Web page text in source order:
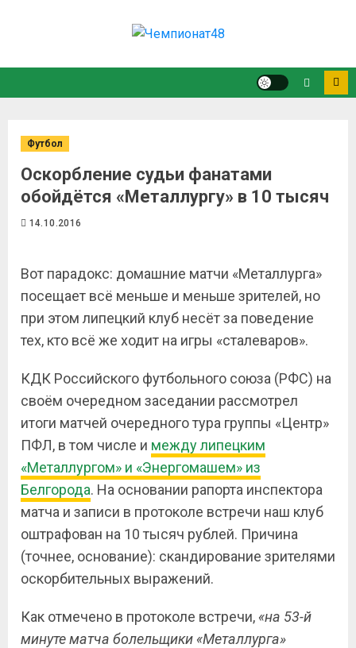
Футбол
Оскорбление судьи фанатами
обойдётся «Металлургу» в 10 тысяч
14.10.2016
Вот парадокс: домашние матчи «Металлурга»
посещает всё меньше и меньше зрителей, но
при этом липецкий клуб несёт за поведение
тех, кто всё же ходит на игры «сталеваров».
КДК Российского футбольного союза (РФС) на
своём очередном заседании рассмотрел
итоги матчей очередного тура группы «Центр»
ПФЛ, в том числе и между липецким
«Металлургом» и «Энергомашем» из
Белгорода. На основании рапорта инспектора
матча и записи в протоколе встречи наш клуб
оштрафован на 10 тысяч рублей. Причина
(точнее, основание): скандирование зрителями
оскорбительных выражений.
Как отмечено в протоколе встречи, «на 53-й
минуте матча болельщики «Металлурга»